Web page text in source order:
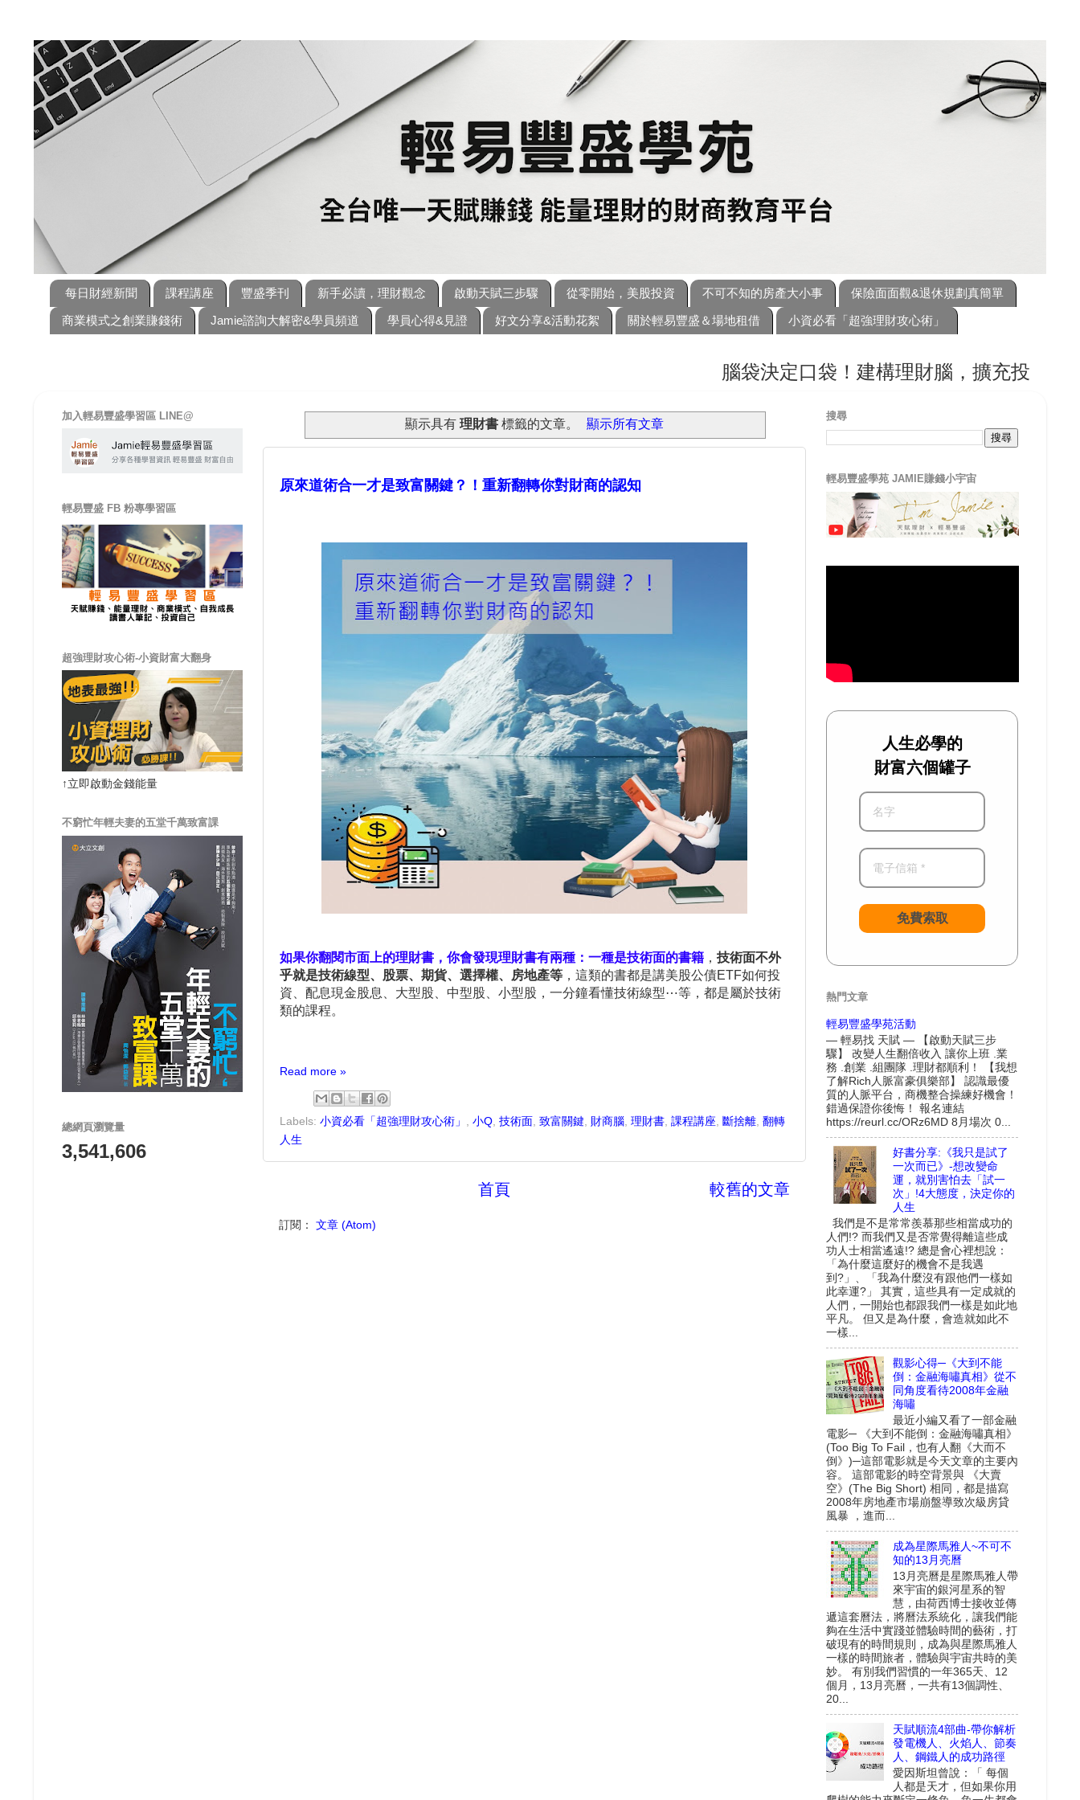
每日財經新聞 課程講座 豐盛季刊 新手必讀，理財觀念 啟動天賦三步驟 從零開始，美股投資 不可不知的房產大小事
保險面面觀&退休規劃真簡單
商業模式之創業賺錢術
Jamie諮詢大解密&學員頻道 學員心得&見證 好文分享&活動花絮 關於輕易豐盛＆場地租借 小資必看「超強理財攻心術」
腦袋決定口袋！建構理財腦，擴充投資腦，從
顯示具有 理財書標籤的文章。 顯示所有文章
原來道術合一才是致富關鍵？！重新翻轉你對財商的認知
如果你翻閱市面上的理財書，你會發現理財書有兩種：一種是技術面的書籍 ， 技術面不外
乎就是技術線型、股票、期貨、選擇權、房地產等 ，這類的書都是講美股公債ETF如何投
資、配息現金股息、大型股、中型股、小型股，一分鐘看懂技術線型⋯等，都是屬於技術
類的課程。
Read more »
Labels: 小資必看「超強理財攻心術」 小Q 技術面 致富關鍵 財商腦 理財書 課程講座 斷捨離 翻轉
人生
較舊的文章
首頁
訂閱： 文章 (Atom)
加入輕易豐盛學習區 LINE@
輕易豐盛 FB 粉專學習區
超強理財攻心術-小資財富大翻身
↑立即啟動金錢能量
不窮忙年輕夫妻的五堂千萬致富課
總網頁瀏覽量
3,541,606
搜尋
輕易豐盛學苑 JAMIE賺錢小宇宙
人生必學的
財富六個罐子
免費索取
熱門文章
輕易豐盛學苑活動
— 輕易找 天賦 — 【啟動天賦三步
驟】 改變人生翻倍收入 讓你上班 .業
務 .創業 .組團隊 .理財都順利！ 【我想
了解Rich人脈富豪俱樂部】 認識最優
質的人脈平台，商機整合操練好機會！
錯過保證你後悔！ 報名連結
https://reurl.cc/ORz6MD 8月場次 0...
好書分享:《我只是試了
一次而已》-想改變命
運，就別害怕去「試一
次」!4大態度，決定你的
人生
我們是不是常常羨慕那些相當成功的
人們!? 而我們又是否常覺得離這些成
功人士相當遙遠!? 總是會心裡想說：
「為什麼這麼好的機會不是我遇
到?」、「我為什麼沒有跟他們一樣如
此幸運?」 其實，這些具有一定成就的
人們，一開始也都跟我們一樣是如此地
平凡。 但又是為什麼，會造就如此不
一樣...
觀影心得─《大到不能
倒：金融海嘯真相》從不
同角度看待2008年金融
海嘯
最近小編又看了一部金融
電影─ 《大到不能倒：金融海嘯真相》
(Too Big To Fail，也有人翻《大而不
倒》)─這部電影就是今天文章的主要內
容。 這部電影的時空背景與 《大賣
空》(The Big Short) 相同，都是描寫
2008年房地產市場崩盤導致次級房貸
風暴 ，進而...
成為星際馬雅人~不可不
知的13月亮曆
13月亮曆是星際馬雅人帶
來宇宙的銀河星系的智
慧，由荷西博士接收並傳
遞這套曆法，將曆法系統化，讓我們能
夠在生活中實踐並體驗時間的藝術，打
破現有的時間規則，成為與星際馬雅人
一樣的時間旅者，體驗與宇宙共時的美
妙。 有別我們習慣的一年365天、12
個月，13月亮曆，一共有13個調性、
20...
天賦順流4部曲-帶你解析
發電機人、火焰人、節奏
人、鋼鐵人的成功路徑
愛因斯坦曾說：「 每個
人都是天才，但如果你用